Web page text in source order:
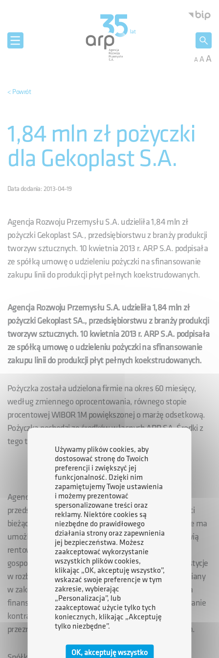
AAA
< Powrót
1,84 mln zł pożyczki
dla Gekoplast S.A.
Data dodania: 2013-04-19
Agencja Rozwoju Przemysłu S.A. udzieliła 1,84 mln zł
pożyczki Gekoplast SA., przedsiębiorstwu z branży produkcji
tworzyw sztucznych. 10 kwietnia 2013 r. ARP S.A. podpisała
ze spółką umowę o udzieleniu pożyczki na sfinansowanie
zakupu linii do produkcji płyt pełnych koekstrudowanych.
Agencja Rozwoju Przemysłu S.A. udzieliła 1,84 mln zł
pożyczki Gekoplast SA., przedsiębiorstwu z branży produkcji
tworzyw sztucznych. 10 kwietnia 2013 r. ARP S.A. podpisała
ze spółką umowę o udzieleniu pożyczki na sfinansowanie
zakupu linii do produkcji płyt pełnych koekstrudowanych.
Pożyczka została udzielona firmie na okres 60 miesięcy,
według zmiennego oprocentowania, równego stopie
procentowej WIBOR 1M powiększonej o marżę odsetkową.
Pożyczka pochodzi ze środków własnych ARP SA. Środki z
tego tytułu Gekoplast przeznaczy na zakup maszyn.
Agencja Rozwoju Przemysłu udziela dużym i średnim
przedsiębiorcom pożyczek na finansowanie działalności
bieżącej, inwestycji oraz na rozwój. Wsparcie finansowe ma
umożliwić realizację działań, które w rezultacie poprawią
rentowność i efektywność prowadzonej działalności
gospodarczej. Jego przedmiotem mogą być m.in. inwestycje
w rozbudowę i modernizację zakładu, strategiczne zmiany
w zakresie wytwarzanych produktów, restrukturyzacja
finansowa, zasilenie w kapitał obrotowy, czy finansowanie
kontraktów i zamówień. Środki te mogą być również
przeznaczane na projekty o charakterze innowacyjnym.
Używamy plików cookies, aby
dostosować stronę do Twoich
preferencji i zwiększyć jej
funkcjonalność. Dzięki nim
zapamiętujemy Twoje ustawienia
i możemy prezentować
spersonalizowane treści oraz
reklamy. Niektóre cookies są
niezbędne do prawidłowego
działania strony oraz zapewnienia
jej bezpieczeństwa. Możesz
zaakceptować wykorzystanie
wszystkich plików cookies,
klikając „OK, akceptuję wszystko”,
wskazać swoje preferencje w tym
zakresie, wybierając
„Personalizacja”, lub
zaakceptować użycie tylko tych
koniecznych, klikając „Akceptuję
tylko niezbędne”.
OK, akceptuję wszystko